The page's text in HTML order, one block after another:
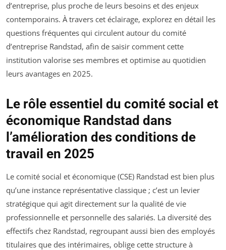
d’entreprise, plus proche de leurs besoins et des enjeux
contemporains. À travers cet éclairage, explorez en détail les
questions fréquentes qui circulent autour du comité
d’entreprise Randstad, afin de saisir comment cette
institution valorise ses membres et optimise au quotidien
leurs avantages en 2025.
Le rôle essentiel du comité social et
économique Randstad dans
l’amélioration des conditions de
travail en 2025
Le comité social et économique (CSE) Randstad est bien plus
qu’une instance représentative classique ; c’est un levier
stratégique qui agit directement sur la qualité de vie
professionnelle et personnelle des salariés. La diversité des
effectifs chez Randstad, regroupant aussi bien des employés
titulaires que des intérimaires, oblige cette structure à